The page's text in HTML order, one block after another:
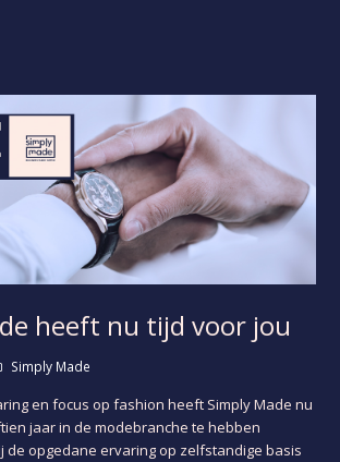
heeft nu tijd voor jou
Simply Made
en focus op fashion heeft Simply Made nu
jaar in de modebranche te hebben
de opgedane ervaring op zelfstandige basis